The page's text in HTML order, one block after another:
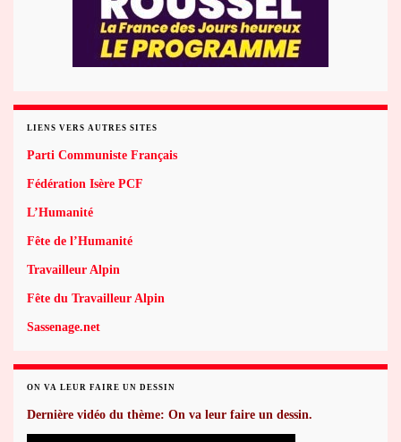
LIENS VERS AUTRES SITES
Parti Communiste Français
Fédération Isère PCF
L’Humanité
Fête de l’Humanité
Travailleur Alpin
Fête du Travailleur Alpin
Sassenage.net
ON VA LEUR FAIRE UN DESSIN
Dernière vidéo du thème: On va leur faire un dessin.